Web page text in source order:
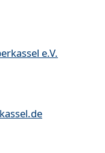
e.V.